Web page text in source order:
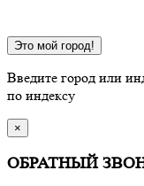
Это мой город!
Введите город или
по индексу
×
ОБРАТНЫЙ